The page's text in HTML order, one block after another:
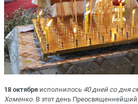
18 октября исполнилось 40 дней со дня
Хоменко. В этот день